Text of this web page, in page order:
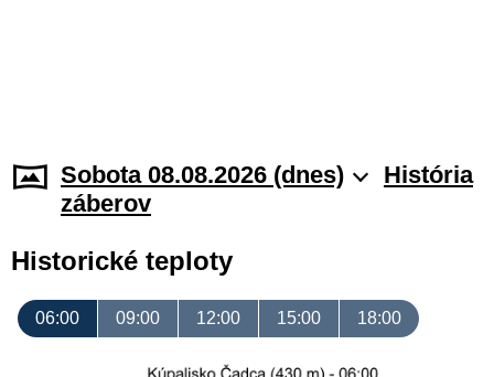
Sobota 08.08.2026 (dnes)
História
záberov
Historické teploty
06:00 09:00 12:00 15:00 18:00